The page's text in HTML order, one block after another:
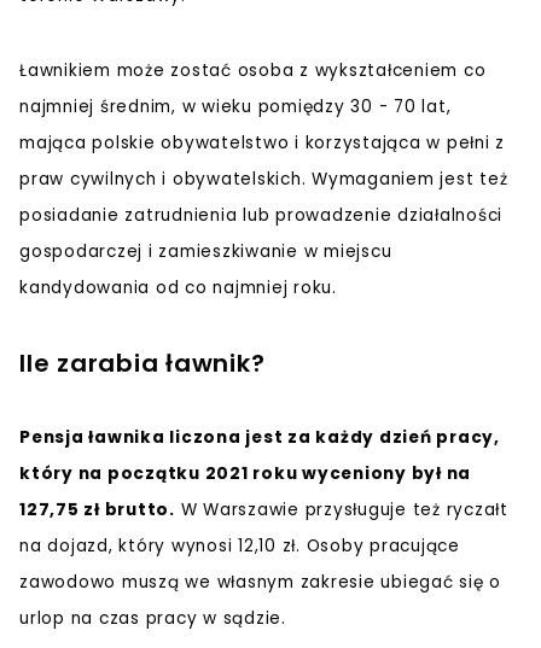
Ławnikiem może zostać osoba z wykształceniem co
najmniej średnim, w wieku pomiędzy 30 - 70 lat,
mająca polskie obywatelstwo i korzystająca w pełni z
praw cywilnych i obywatelskich. Wymaganiem jest też
posiadanie zatrudnienia lub prowadzenie działalności
gospodarczej i zamieszkiwanie w miejscu
kandydowania od co najmniej roku.
Ile zarabia ławnik?
Pensja ławnika liczona jest za każdy dzień pracy,
który na początku 2021 roku wyceniony był na
127,75 zł brutto. W Warszawie przysługuje też ryczałt
na dojazd, który wynosi 12,10 zł. Osoby pracujące
zawodowo muszą we własnym zakresie ubiegać się o
urlop na czas pracy w sądzie.